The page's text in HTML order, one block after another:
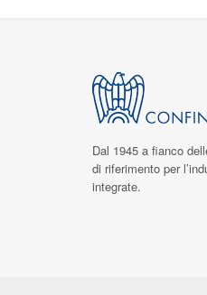
Dal 1945 a fianco
di riferimento per
integrate.